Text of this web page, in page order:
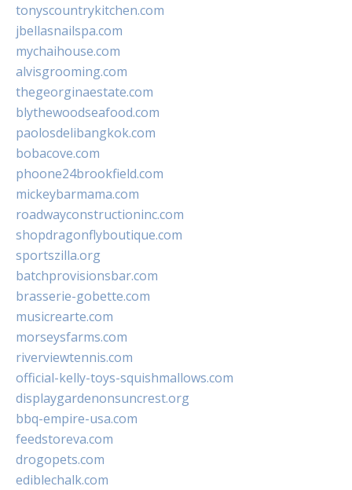
tonyscountrykitchen.com
jbellasnailspa.com
mychaihouse.com
alvisgrooming.com
thegeorginaestate.com
blythewoodseafood.com
paolosdelibangkok.com
bobacove.com
phoone24brookfield.com
mickeybarmama.com
roadwayconstructioninc.com
shopdragonflyboutique.com
sportszilla.org
batchprovisionsbar.com
brasserie-gobette.com
musicrearte.com
morseysfarms.com
riverviewtennis.com
official-kelly-toys-squishmallows.com
displaygardenonsuncrest.org
bbq-empire-usa.com
feedstoreva.com
drogopets.com
ediblechalk.com